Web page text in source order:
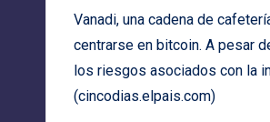
Vanadi, una cadena de
centrarse en bitcoin. A pesar
los riesgos asociados con la
(cincodias.elpais.com)